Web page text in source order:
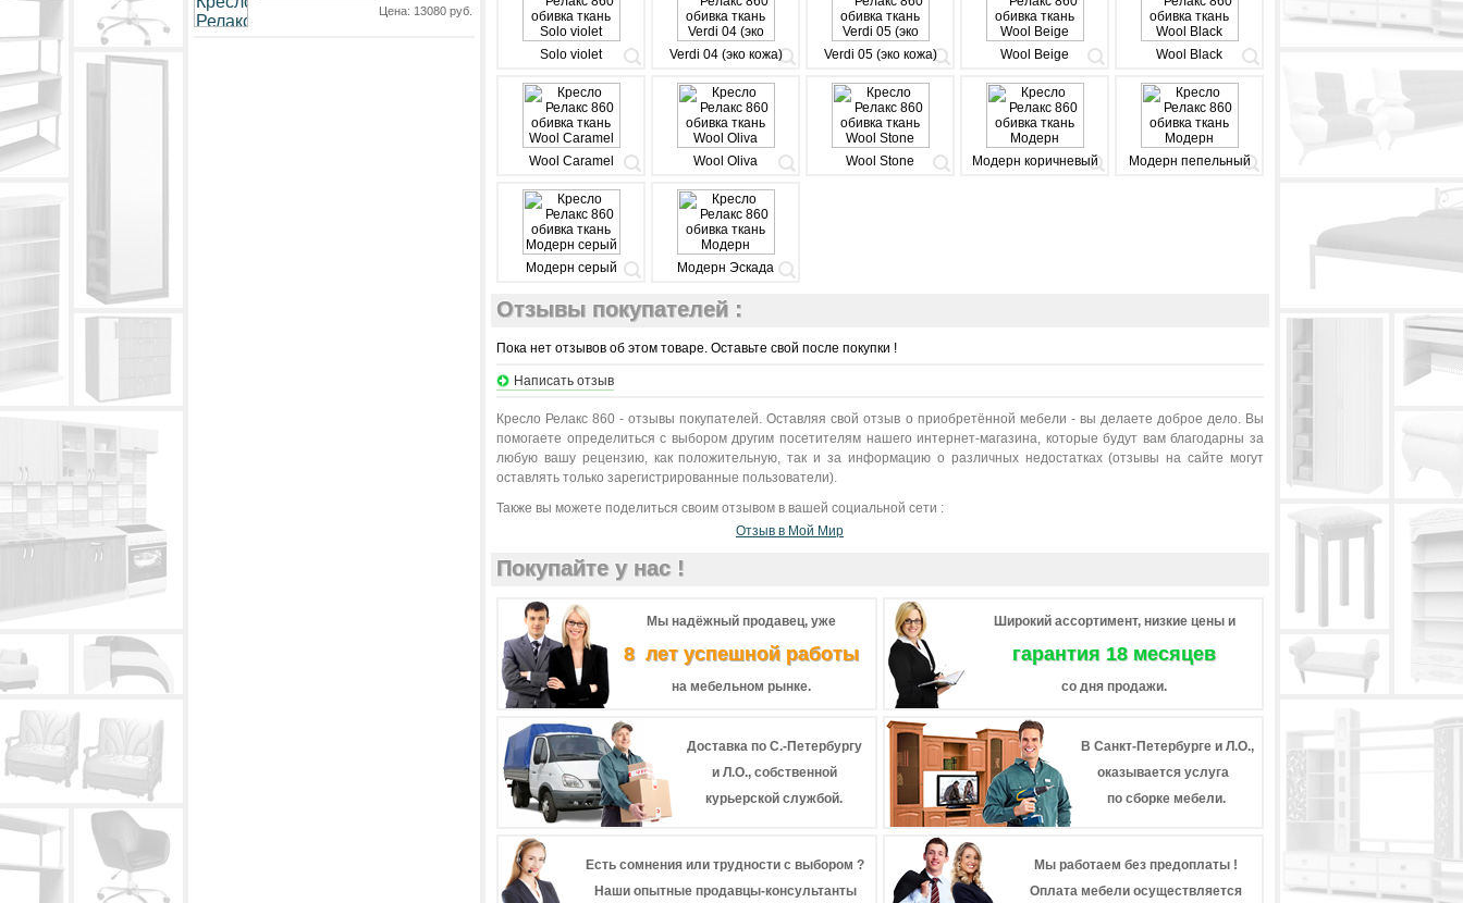
Цена: 13080 руб.
Solo violet Verdi 04 (эко кожа) Verdi 05 (эко кожа) Wool Beige Wool Black
Wool Caramel Wool Oliva Wool Stone Модерн коричневый Модерн пепельный
Модерн серый Модерн Эскада
Отзывы покупателей :
Пока нет отзывов об этом товаре. Оставьте свой после покупки !
Написать отзыв
Кресло Релакс 860 - отзывы покупателей. Оставляя свой отзыв о приобретённой мебели - вы делаете доброе дело. Вы
помогаете определиться с выбором другим посетителям нашего интернет-магазина, которые будут вам благодарны за
любую вашу рецензию, как положительную, так и за информацию о различных недостатках (отзывы на сайте могут
оставлять только зарегистрированные пользователи).
Также вы можете поделиться своим отзывом в вашей социальной сети :
Отзыв в Мой Мир
Покупайте у нас !
Мы надёжный продавец, уже
8 лет успешной работы
на мебельном рынке.
Широкий ассортимент, низкие цены и
гарантия 18 месяцев
со дня продажи.
Доставка по С.-Петербургу
и Л.О., собственной
курьерской службой.
В Санкт-Петербурге и Л.О.,
оказывается услуга
по сборке мебели.
Есть сомнения или трудности с выбором ?
Наши опытные продавцы-консультанты
Мы работаем без предоплаты !
Оплата мебели осуществляется